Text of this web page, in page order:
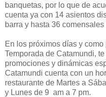
banquetas, por lo que de
cuenta ya con 14 asientos
barra y hasta 36
En los próximos días y
Temporada de Catamundi,
promociones y dinámicas
Catamundi cuenta con un
restaurante de Martes a
y Lunes de 9 am a 7 pm.